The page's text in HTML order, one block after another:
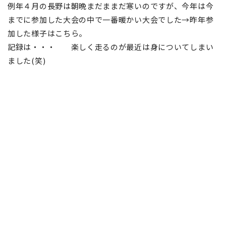
例年４月の長野は朝晩まだままだ寒いのですが、今年は今
までに参加した大会の中で一番暖かい大会でした→昨年参
加した様子はこちら。
記録は・・・ 楽しく走るのが最近は身についてしまい
ました(笑)